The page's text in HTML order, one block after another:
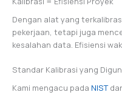
Dengan alat yang
pekerjaan, tetapi juga
kesalahan data. Efisiensi
Standar Kalibrasi yang
Kami mengacu pada NIST